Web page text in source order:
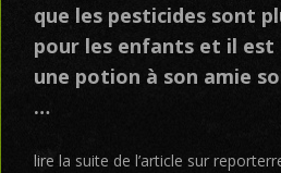
que les pesticides sont
pour les enfants et il est
une potion à son amie
…
lire la suite de l’article sur